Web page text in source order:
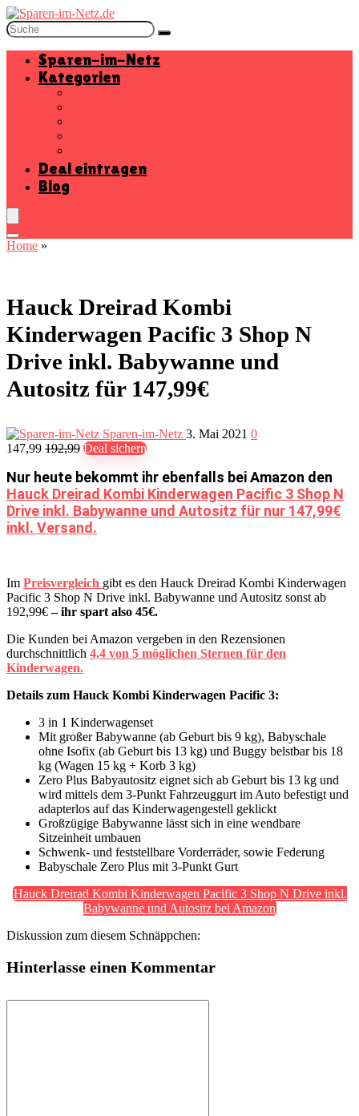
Sparen-im-Netz
Kategorien
Deal eintragen
Blog
Home »
Hauck Dreirad Kombi
Kinderwagen Pacific 3 Shop N
Drive inkl. Babywanne und
Autositz für 147,99€
Sparen-im-Netz 3. Mai 2021 0
147,99 192,99 Deal sichern
Nur heute bekommt ihr ebenfalls bei Amazon den
Hauck Dreirad Kombi Kinderwagen Pacific 3 Shop N
Drive inkl. Babywanne und Autositz für nur 147,99€
inkl. Versand.
Im Preisvergleich gibt es den Hauck Dreirad Kombi Kinderwagen
Pacific 3 Shop N Drive inkl. Babywanne und Autositz sonst ab
192,99€– ihr spart also 45€.
Die Kunden bei Amazon vergeben in den Rezensionen
durchschnittlich 4,4 von 5 möglichen Sternen für den
Kinderwagen.
Details zum Hauck Kombi Kinderwagen Pacific 3:
3 in 1 Kinderwagenset
Mit großer Babywanne (ab Geburt bis 9 kg), Babyschale
ohne Isofix (ab Geburt bis 13 kg) und Buggy belstbar bis 18
kg (Wagen 15 kg + Korb 3 kg)
Zero Plus Babyautositz eignet sich ab Geburt bis 13 kg und
wird mittels dem 3-Punkt Fahrzeuggurt im Auto befestigt und
adapterlos auf das Kinderwagengestell geklickt
Großzügige Babywanne lässt sich in eine wendbare
Sitzeinheit umbauen
Schwenk- und feststellbare Vorderräder, sowie Federung
Babyschale Zero Plus mit 3-Punkt Gurt
Hauck Dreirad Kombi Kinderwagen Pacific 3 Shop N Drive inkl.
Babywanne und Autositz bei Amazon
Diskussion zum diesem Schnäppchen:
Hinterlasse einen Kommentar